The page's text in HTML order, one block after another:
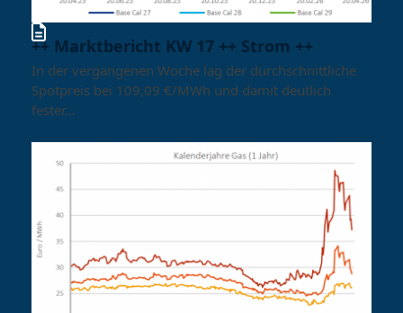
++ Marktbericht KW 17 ++ Strom ++
In der vergangenen Woche lag der durchschnittliche
Spotpreis bei 109,09 €/MWh und damit deutlich
fester…